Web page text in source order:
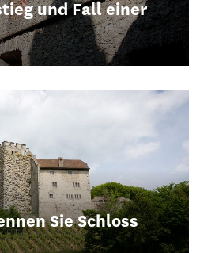
und Fall einer
Sie Schloss